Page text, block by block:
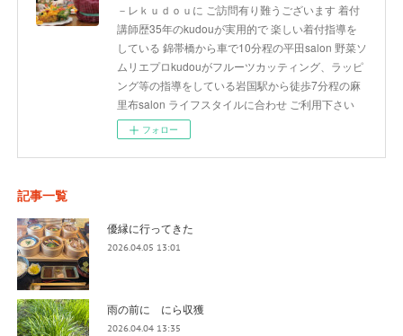
－レｋｕｄｏｕに ご訪問有り難うございます 着付
講師歴35年のkudouが実用的で 楽しい着付指導を
している 錦帯橋から車で10分程の平田salon 野菜ソ
ムリエプロkudouがフルーツカッティング、ラッピ
ング等の指導をしている岩国駅から徒歩7分程の麻
里布salon ライフスタイルに合わせ ご利用下さい
フォロー
記事一覧
優縁に行ってきた
2026.04.05 13:01
雨の前に にら収獲
2026.04.04 13:35